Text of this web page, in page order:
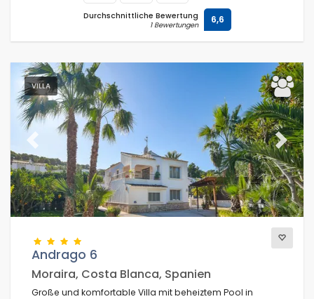
Durchschnittliche Bewertung
1 Bewertungen 6,6
VILLA
Previous Next
Andrago 6
Moraira, Costa Blanca, Spanien
Große und komfortable Villa mit beheiztem Pool in